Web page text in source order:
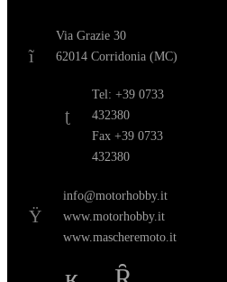
Via Grazie 30
62014 Corridonia (MC)
Tel: +39 0733
432380
Fax +39 0733
432380
info@motorhobby.it
www.motorhobby.it
www.mascheremoto.it